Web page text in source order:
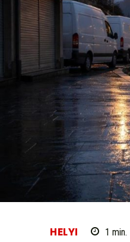
HELYI 1 min.